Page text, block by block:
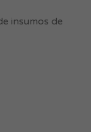
insumos de